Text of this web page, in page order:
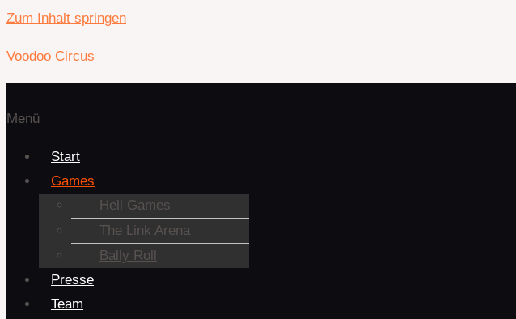
Zum Inhalt springen
Voodoo Circus
Menü
Start
Games
Hell Games
The Link Arena
Bally Roll
Presse
Team